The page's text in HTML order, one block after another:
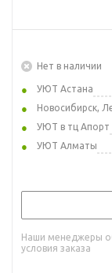
Нет в наличии
УЮТ Астана
Новосибирск,
УЮТ в тц Апорт
УЮТ Алматы
Наши менеджеры
условия заказа